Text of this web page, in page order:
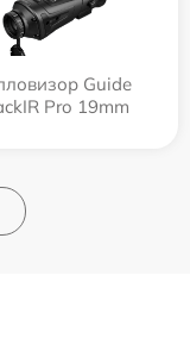
Guide
Pro 19mm